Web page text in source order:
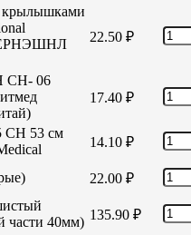
крылышками
22.50 ₽
СН- 06
17.40 ₽
СН 53 см
14.10 ₽
22.00 ₽
части 40мм) 135.90 ₽